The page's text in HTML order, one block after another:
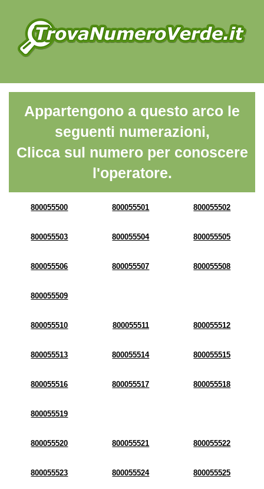
Appartengono a questo arco le
seguenti numerazioni,
Clicca sul numero per conoscere
l'operatore.
800055500 800055501 800055502
800055503 800055504 800055505
800055506 800055507 800055508
800055509
800055510 800055511 800055512
800055513 800055514 800055515
800055516 800055517 800055518
800055519
800055520 800055521 800055522
800055523 800055524 800055525